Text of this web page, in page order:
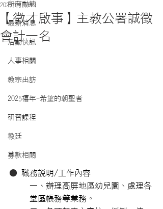
所有動態
最新消息
活動快訊
人事相關
教宗出訪
2025禧年-希望的朝聖者
研習課程
教廷
募款相關
【徵才啟事】主教公署誠徵
會計一名
2025年2月6日
● 職務說明/工作內容
一、辦理高屏地區幼兒園、處理各
堂區帳務等業務。